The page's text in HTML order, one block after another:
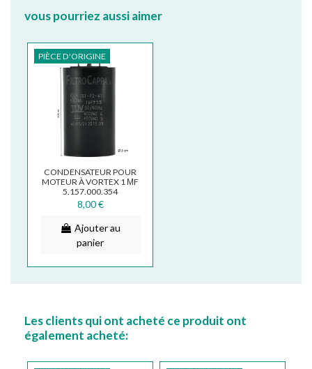
vous pourriez aussi aimer
PIÈCE D'ORIGINE
CONDENSATEUR POUR
MOTEUR À VORTEX 1 ΜF
5.157.000.354
5.157.000.132
8,00 €
Ajouter au
panier
Les clients qui ont acheté ce produit ont
également acheté: